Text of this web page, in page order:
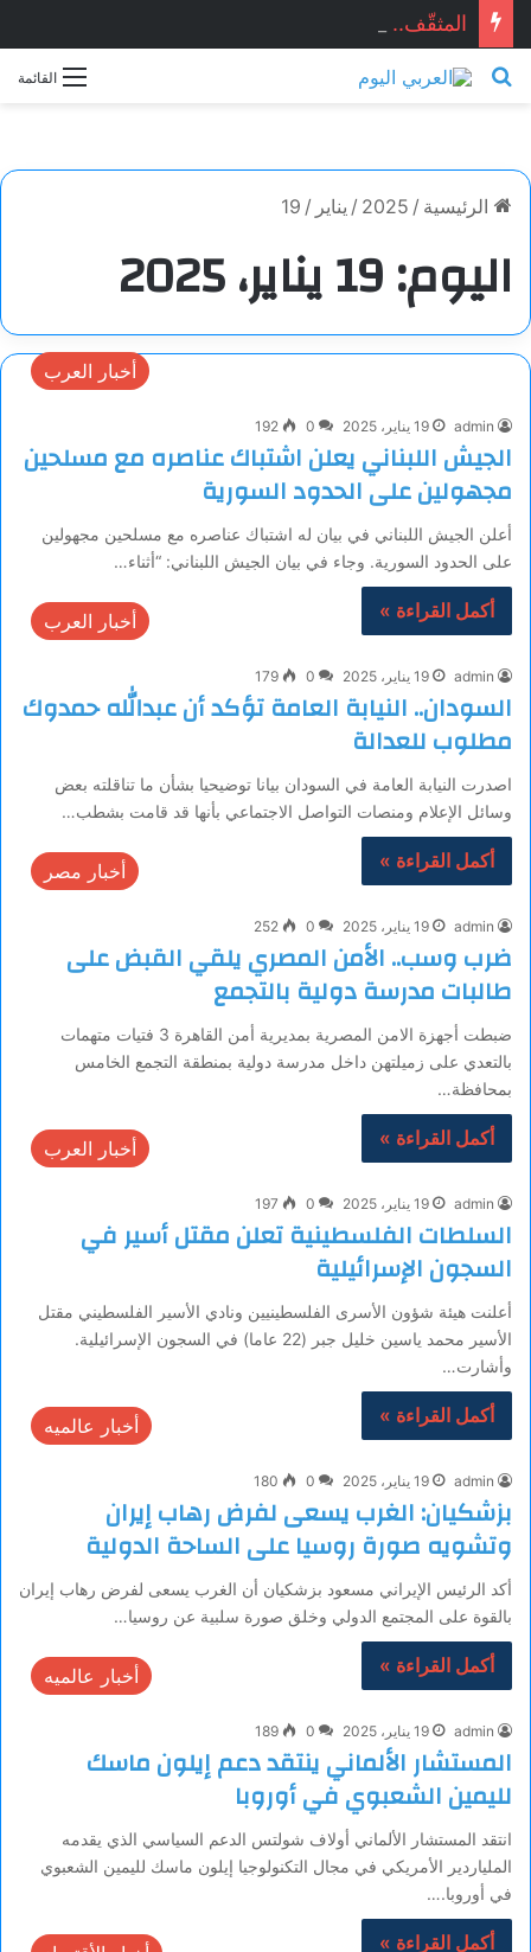
المثقّف.. قصيدة للشاعر السوري: ماجد الراوي
القائمة بحث عن
الرئيسية /
2025
/ يناير /
19
اليوم:19 يناير، 2025
أخبار العرب
admin 19 يناير، 2025 0
192
الجيش اللبناني يعلن اشتباك عناصره مع مسلحين
مجهولين على الحدود السورية
أعلن الجيش اللبناني في بيان له اشتباك عناصره مع مسلحين مجهولين
على الحدود السورية. وجاء في بيان الجيش اللبناني: “أثناء…
أكمل القراءة » أخبار العرب
admin 19 يناير، 2025 0
179
السودان.. النيابة العامة تؤكد أن عبدالله حمدوك
مطلوب للعدالة
اصدرت النيابة العامة في السودان بيانا توضيحيا بشأن ما تناقلته بعض
وسائل الإعلام ومنصات التواصل الاجتماعي بأنها قد قامت بشطب…
أكمل القراءة » أخبار مصر
admin 19 يناير، 2025 0
252
ضرب وسب.. الأمن المصري يلقي القبض على
طالبات مدرسة دولية بالتجمع
ضبطت أجهزة الامن المصرية بمديرية أمن القاهرة 3 فتيات متهمات
بالتعدي على زميلتهن داخل مدرسة دولية بمنطقة التجمع الخامس
بمحافظة…
أكمل القراءة » أخبار العرب
admin 19 يناير، 2025 0
197
السلطات الفلسطينية تعلن مقتل أسير في
السجون الإسرائيلية
أعلنت هيئة شؤون الأسرى الفلسطينيين ونادي الأسير الفلسطيني مقتل
الأسير محمد ياسين خليل جبر (22 عاما) في السجون الإسرائيلية.
وأشارت…
أكمل القراءة » أخبار عالميه
admin 19 يناير، 2025 0
180
بزشكیان: الغرب يسعى لفرض رهاب إيران
وتشويه صورة روسيا على الساحة الدولية
أكد الرئيس الإيراني مسعود بزشكیان أن الغرب يسعى لفرض رهاب إيران
بالقوة على المجتمع الدولي وخلق صورة سلبية عن روسيا…
أكمل القراءة » أخبار عالميه
admin 19 يناير، 2025 0
189
المستشار الألماني ينتقد دعم إيلون ماسك
لليمين الشعبوي في أوروبا
انتقد المستشار الألماني أولاف شولتس الدعم السياسي الذي يقدمه
الملياردير الأمريكي في مجال التكنولوجيا إيلون ماسك لليمين الشعبوي
في أوروبا.…
أكمل القراءة »